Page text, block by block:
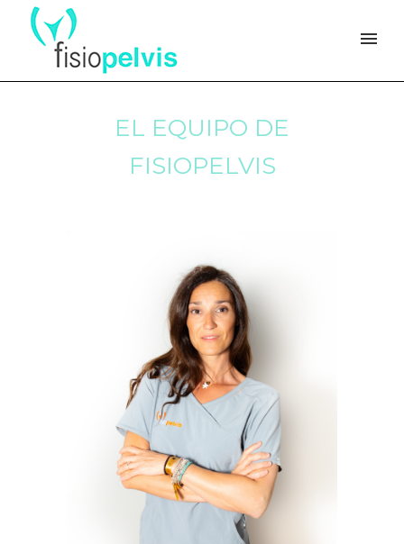
EL EQUIPO DE
FISIOPELVIS